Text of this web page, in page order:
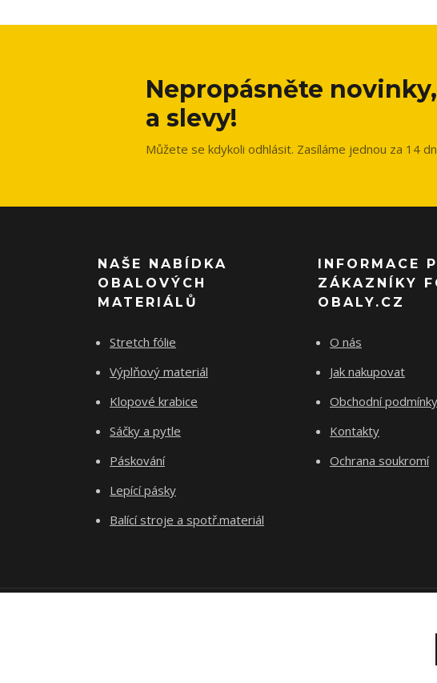
Nepropásněte
a slevy!
Můžete se kdykoli odhlásit. Zasíláme jednou za 14
NAŠE NABÍDKA
OBALOVÝCH
MATERIÁLŮ
Stretch fólie
Výplňový materiál
Klopové krabice
Sáčky a pytle
Páskování
Lepící pásky
Balící stroje a spotř.materiál
INFORMACE
ZÁKAZNÍKY
OBALY.CZ
O nás
Jak nakupovat
Obchodní podmínky
Kontakty
Ochrana soukromí